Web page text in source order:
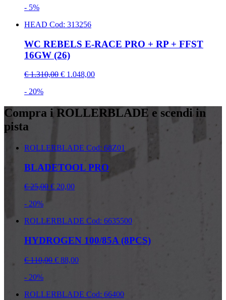
- 5%
HEAD Cod: 313256
WC REBELS E-RACE PRO + RP + FFST
16GW (26)
€ 1.310,00 € 1.048,00
- 20%
Compra i ROLLERBLADE e scendi in
pista
ROLLERBLADE Cod: 68Z01
BLADETOOL PRO
€ 25,00 € 20,00
- 20%
ROLLERBLADE Cod: 6635500
HYDROGEN 100/85A (8PCS)
€ 110,00 € 88,00
- 20%
ROLLERBLADE Cod: 66400